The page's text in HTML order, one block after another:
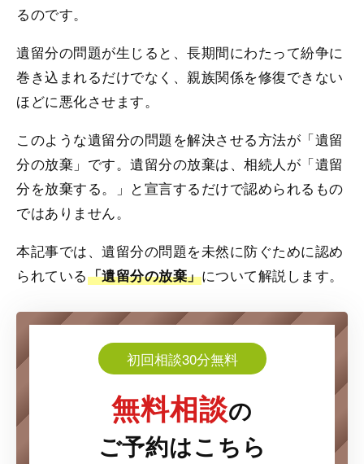
るのです。
遺留分の問題が生じると、長期間にわたって紛争に
巻き込まれるだけでなく、親族関係を修復できない
ほどに悪化させます。
このような遺留分の問題を解決させる方法が「遺留
分の放棄」です。遺留分の放棄は、相続人が「遺留
分を放棄する。」と宣言するだけで認められるもの
ではありません。
本記事では、遺留分の問題を未然に防ぐために認め
られている「遺留分の放棄」について解説します。
初回相談30分無料
無料相談の
ご予約はこちら